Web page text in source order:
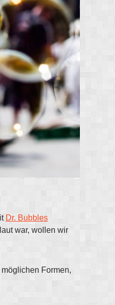
Dr. Bubbles
war, wollen wir
Formen,